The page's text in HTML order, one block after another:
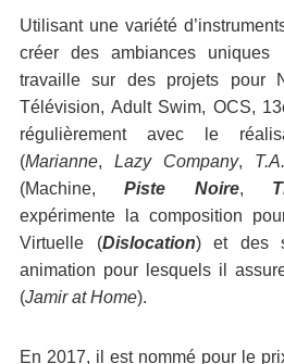
Utilisant une variété
créer des ambiances uniques
travaille sur des projets pour
Télévision, Adult Swim, OCS,
régulièrement avec le
(Marianne, Lazy Company,
(Machine,Piste Noire,
expérimente la composition
Virtuelle (Dislocation) et des
animation pour lesquels il
(Jamir at Home).
En 2017, il est nommé pour le